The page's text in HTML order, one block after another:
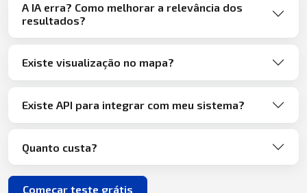
A IA erra? Como melhorar a relevância dos
resultados?
Existe visualização no mapa?
Existe API para integrar com meu sistema?
Quanto custa?
Começar teste grátis